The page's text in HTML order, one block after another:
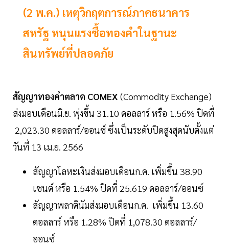
(2 พ.ค.) เหตุวิกฤตการณ์ภาคธนาคาร
สหรัฐ หนุนแรงซื้อทองคำในฐานะ
สินทรัพย์ที่ปลอดภัย
สัญญาทองคำตลาด COMEX (Commodity Exchange)
ส่งมอบเดือนมิ.ย. พุ่งขึ้น 31.10 ดอลลาร์ หรือ 1.56% ปิดที่
2,023.30 ดอลลาร์/ออนซ์ ซึ่งเป็นระดับปิดสูงสุดนับตั้งแต่
วันที่ 13 เม.ย. 2566
สัญญาโลหะเงินส่งมอบเดือนก.ค. เพิ่มขึ้น 38.90
เซนต์ หรือ 1.54% ปิดที่ 25.619 ดอลลาร์/ออนซ์
สัญญาพลาตินัมส่งมอบเดือนก.ค. เพิ่มขึ้น 13.60
ดอลลาร์ หรือ 1.28% ปิดที่ 1,078.30 ดอลลาร์/
ออนซ์